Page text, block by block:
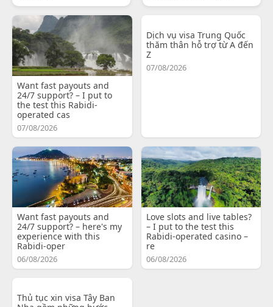
Want fast payouts and
24/7 support? – I put to
the test this Rabidi-
operated cas
07/08/2026
Dịch vụ visa Trung Quốc
thăm thân hỗ trợ từ A đến
Z
07/08/2026
Want fast payouts and
24/7 support? – here's my
experience with this
Rabidi-oper
06/08/2026
Love slots and live tables?
– I put to the test this
Rabidi-operated casino –
re
06/08/2026
Thủ tục xin visa Tây Ban